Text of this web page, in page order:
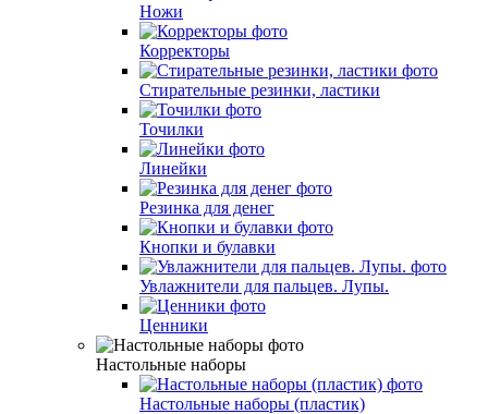
Ножи
Корректоры
Стирательные резинки, ластики
Точилки
Линейки
Резинка для денег
Кнопки и булавки
Увлажнители для пальцев. Лупы.
Ценники
Настольные наборы
Настольные наборы (пластик)